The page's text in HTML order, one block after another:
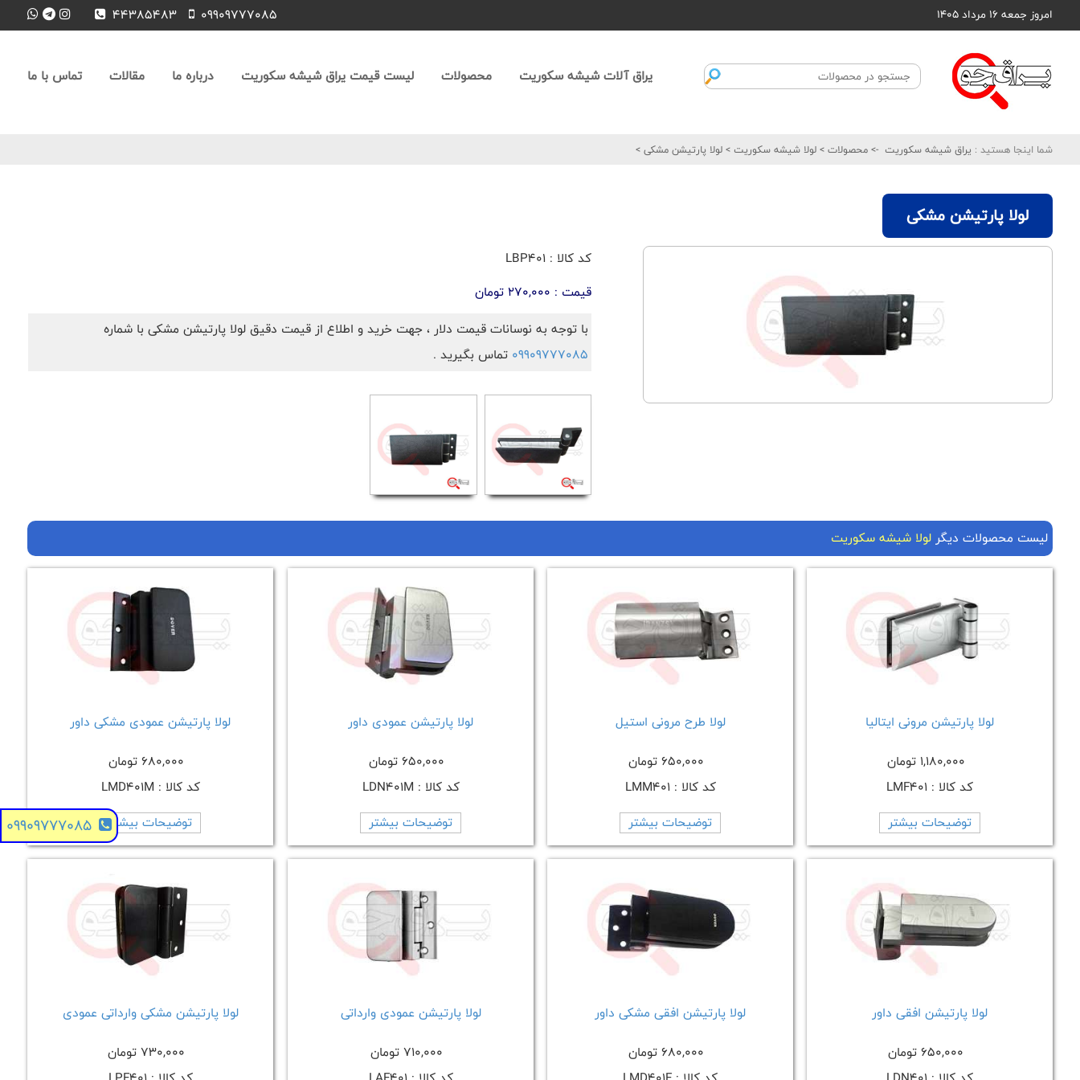
09909777085
امروز جمعه ۱۶ مرداد ۱۴۰۵ 44385483 09909777085
تماس با ما مقالات درباره ما لیست قیمت یراق شیشه سکوریت محصولات یراق آلات شیشه سکوریت
شما اینجا هستید : یراق شیشه سکوریت ->محصولات>لولا شیشه سکوریت>لولا پارتیشن مشکی>
لولا پارتیشن مشکی
کد کالا : LBP401
قیمت : 270,000 تومان
با توجه به نوسانات قیمت دلار ، جهت خرید و اطلاع از قیمت دقیق لولا پارتیشن مشکی با شماره
09909777085 تماس بگیرید .
لیست محصولات دیگرلولا شیشه سکوریت
لولا پارتیشن مرونی ایتالیا
کد کالا : LMF401
توضیحات بیشتر
لولا طرح مرونی استیل
کد کالا : LMM401
توضیحات بیشتر
لولا پارتیشن عمودی داور
کد کالا : LDN401M
توضیحات بیشتر
لولا پارتیشن عمودی مشکی داور
کد کالا : LMD401M
توضیحات بیشتر
لولا پارتیشن افقی داور
لولا پارتیشن افقی مشکی داور
لولا پارتیشن عمودی وارداتی
لولا پارتیشن مشکی وارداتی عمودی